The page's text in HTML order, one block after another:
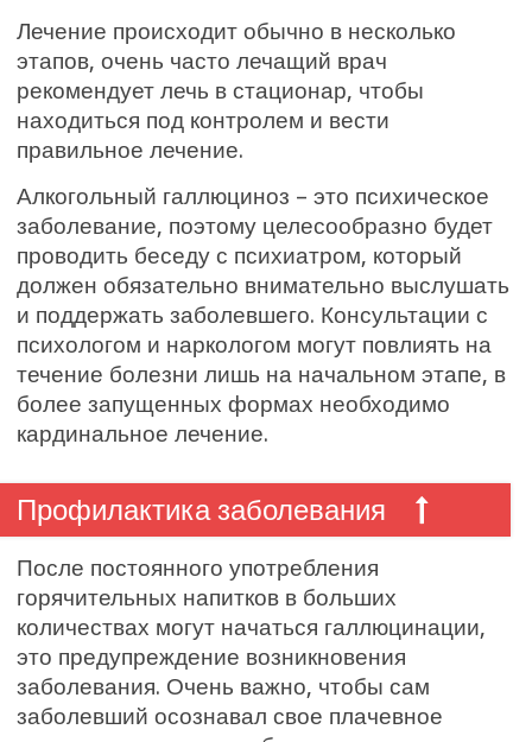
Лечение происходит обычно в несколько
этапов, очень часто лечащий врач
рекомендует лечь в стационар, чтобы
находиться под контролем и вести
правильное лечение.
Алкогольный галлюциноз – это психическое
заболевание, поэтому целесообразно будет
проводить беседу с психиатром, который
должен обязательно внимательно выслушать
и поддержать заболевшего. Консультации с
психологом и наркологом могут повлиять на
течение болезни лишь на начальном этапе, в
более запущенных формах необходимо
кардинальное лечение.
Профилактика заболевания
После постоянного употребления
горячительных напитков в больших
количествах могут начаться галлюцинации,
это предупреждение возникновения
заболевания. Очень важно, чтобы сам
заболевший осознавал свое плачевное